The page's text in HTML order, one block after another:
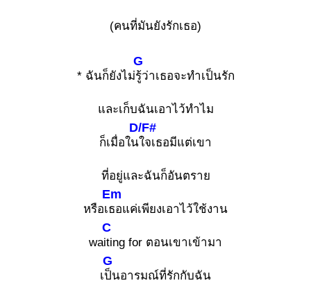
(คนที่มันยังรักเธอ)
* ฉันก็ยังไม่
G
รู้ว่าเธอจะทำเป็นรัก
และเก็บฉันเอาไว้ทำไม
ก็เมื่อใน
D/F#
ใจเธอมีแต่เขา
ที่อยู่และฉันก็อันตราย
หรือเ
Em
ธอแค่เพียงเอาไว้ใช้งาน
wa
C
iting for ตอนเขาเข้ามา
เ
G
ป็นอารมณ์ที่รักกับฉัน